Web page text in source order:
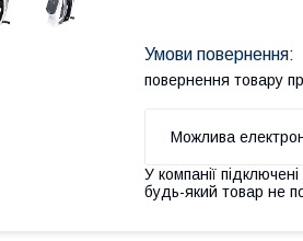
повернення товару
У компанії
будь-який товар не